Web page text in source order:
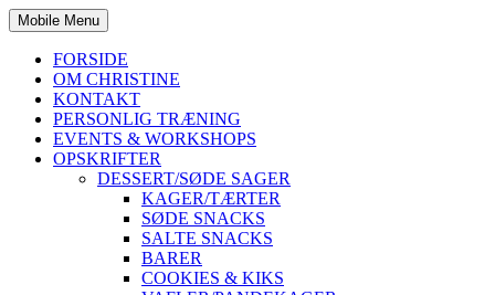
Mobile Menu
FORSIDE
OM CHRISTINE
KONTAKT
PERSONLIG TRÆNING
EVENTS & WORKSHOPS
OPSKRIFTER
DESSERT/SØDE SAGER
KAGER/TÆRTER
SØDE SNACKS
SALTE SNACKS
BARER
COOKIES & KIKS